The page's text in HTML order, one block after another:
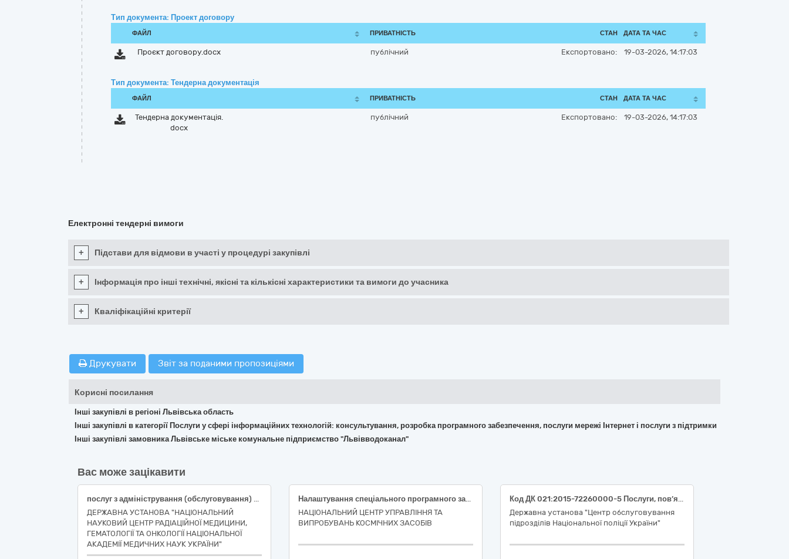
Тип документа: Проект договору
ФАЙЛ ПРИВАТНІСТЬ СТАН ДАТА ТА ЧАС
Проєкт договору.docx публічний Експортовано: 19-03-2026, 14:17:03
Тип документа: Тендерна документація
ФАЙЛ ПРИВАТНІСТЬ СТАН ДАТА ТА ЧАС
Тендерна документація.
docx
публічний Експортовано: 19-03-2026, 14:17:03
Електронні тендерні вимоги
+ Підстави для відмови в участі у процедурі закупівлі
+ Інформація про інші технічні, якісні та кількісні характеристики та вимоги до учасника
+ Кваліфікаційні критерії
Друкувати Звіт за поданими пропозиціями
Корисні посилання
Інші закупівлі в регіоні Львівська область
Інші закупівлі в категорії Послуги у сфері інформаційних технологій: консультування, розробка програмного забезпечення, послуги мережі Інтернет і послуги з підтримки
Інші закупівлі замовника Львівське міське комунальне підприємство "Львівводоканал"
Вас може зацікавити
послуг з адміністрування (обслуговування) програмного забезпечення комп’ютерної програми: «Українська бухгалтерська система УБС» 12 робочих місць (2 бази даних) в складі модулів: Бухгалтерія, Заробітна плата, Торгівля та склад, Громадське харчування, Персонал з додатковою програмною функцією XML-документи - код за ДК 021:2015 72260000-5 «Послуги, пов’язані з програмним забезпеченням
ДЕРЖАВНА УСТАНОВА "НАЦІОНАЛЬНИЙ
НАУКОВИЙ ЦЕНТР РАДІАЦІЙНОЇ МЕДИЦИНИ,
ГЕМАТОЛОГІЇ ТА ОНКОЛОГІЇ НАЦІОНАЛЬНОЇ
АКАДЕМІЇ МЕДИЧНИХ НАУК УКРАЇНИ"
Налаштування спеціального програмного забезпечення універсальної наземної станції управління
НАЦІОНАЛЬНИЙ ЦЕНТР УПРАВЛІННЯ ТА
ВИПРОБУВАНЬ КОСМІЧНИХ ЗАСОБІВ
Код ДК 021:2015-72260000-5 Послуги, пов’язані з програмним забезпеченням (послуги з надання права користування програмним забезпеченням «LIGA360 PREMIUM» або еквівалент)
Державна установа "Центр обслуговування
підрозділів Національної поліції України"